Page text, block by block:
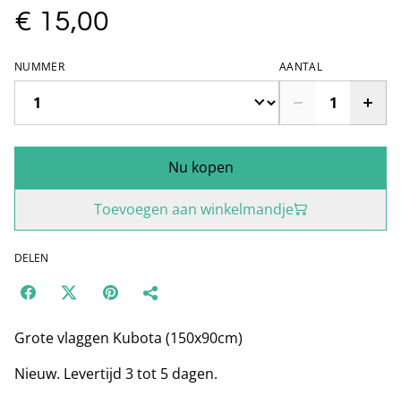
€ 15,00
NUMMER AANTAL
Nu kopen
Toevoegen aan winkelmandje
DELEN
Grote vlaggen Kubota (150x90cm)
Nieuw. Levertijd 3 tot 5 dagen.